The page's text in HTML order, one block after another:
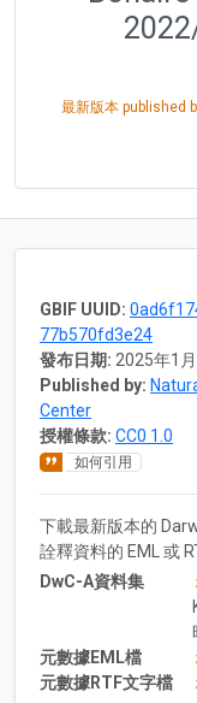
最新版本 published
GBIF UUID:
77b570fd3e24
發布日期: 2025年1
Published by:
Center
授權條款: CC0 1.0
如何引用
下載最新版本的
詮釋資料的 EML 或
DwC-A資料集
元數據EML檔
元數據RTF文字檔